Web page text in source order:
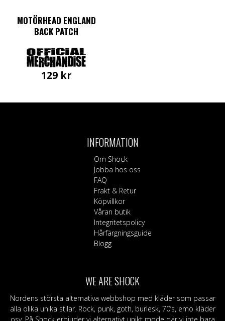
MOTÖRHEAD ENGLAND
BACK PATCH
129 kr
INFORMATION
Om Shock
Jobba hos oss
FAQ
Frakt & Retur
Köpvillkor
Våran butik
Integritetspolicy
Hårfärgningsguide
Blogg
WE ARE SHOCK
Nordens största alternativa webbshop med kläder som passar
alla olika unika stilar. Rock, punk, goth, burlesk, 70’s, emo kläder